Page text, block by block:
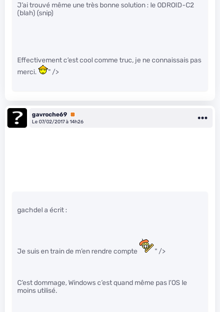
J’ai trouvé même une très bonne solution : le ODROID-C2
(blah) (snip)
Effectivement c’est cool comme truc, je ne connaissais pas
merci.
" />
gavroche69 Premium
Le 07/02/2017 à 14h26
gachdel a écrit :
Je suis en train de m’en rendre compte " />
C’est dommage, Windows c’est quand même pas l’OS le
moins utilisé.